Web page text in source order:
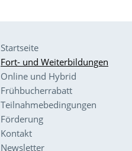
Startseite
Fort- und Weiterbildungen
Online und Hybrid
Frühbucherrabatt
Teilnahmebedingungen
Förderung
Kontakt
Newsletter